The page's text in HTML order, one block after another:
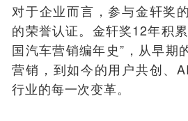
对于企业而言，参与金轩奖
的荣誉认证。金轩奖12年积
国汽车营销编年史”，从早期
营销，到如今的用户共创、
行业的每一次变革。